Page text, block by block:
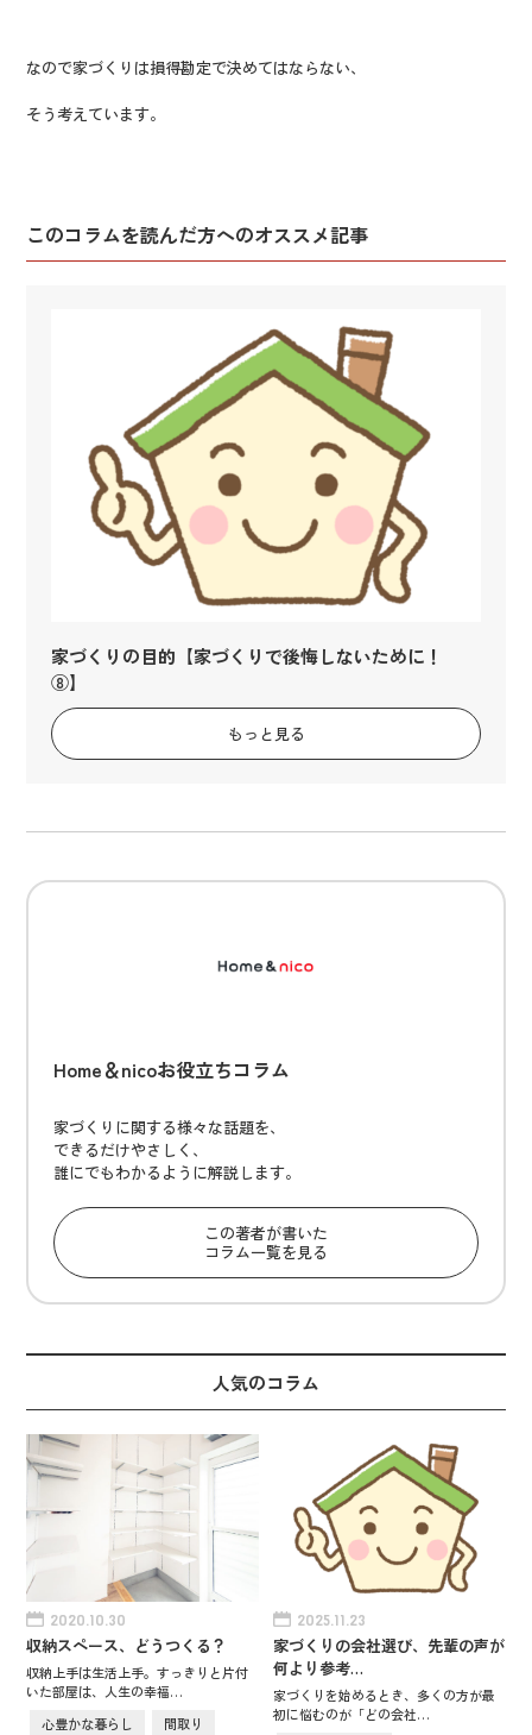
なので家づくりは損得勘定で決めてはならない、
そう考えています。
このコラムを読んだ方へのオススメ記事
家づくりの目的【家づくりで後悔しないために！
⑧】
もっと見る
Home＆nicoお役立ちコラム
家づくりに関する様々な話題を、
できるだけやさしく、
誰にでもわかるように解説します。
この著者が書いた
コラム一覧を見る
人気のコラム
2020.10.30
収納スペース、どうつくる？
収納上手は生活上手。すっきりと片付
いた部屋は、人生の幸福…
心豊かな暮らし
間取り
2025.11.23
家づくりの会社選び、先輩の声が
何より参考…
家づくりを始めるとき、多くの方が最
初に悩むのが「どの会社…